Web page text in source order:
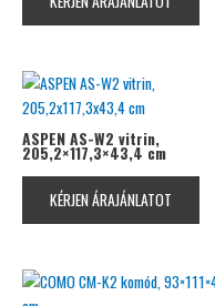
ASPEN AS-W2 vitrin,
205,2×117,3×43,4 cm
KÉRJEN ÁRAJÁNLATOT